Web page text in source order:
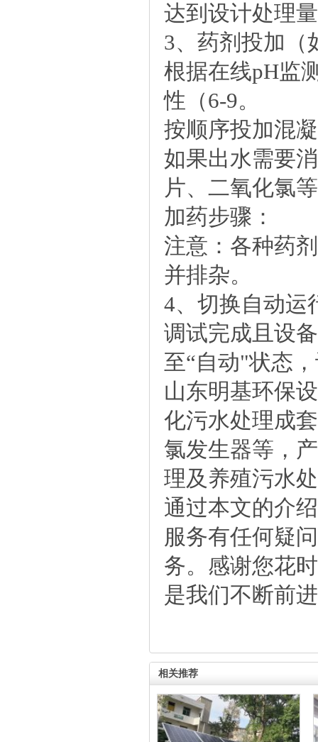
达到设计处理
3、药剂投加（
根据在线pH监
性（6-9。
按顺序投加混
如果出水需要
片、二氧化氯
加药步骤：
注意：各种药
并排杂。
4、切换自动运
调试完成且设
至“自动"状态
山东明基环保
化污水处理成
氯发生器等，
理及养殖污水
通过本文的介
服务有任何疑
务。感谢您花
是我们不断前
相关推荐